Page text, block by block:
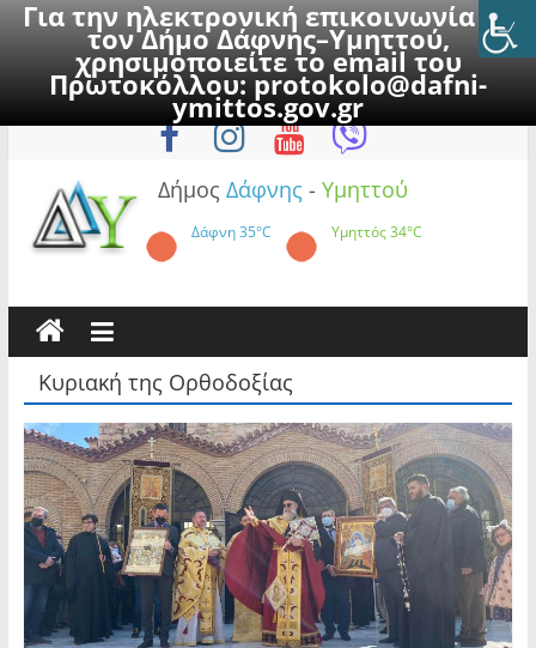
Για την ηλεκτρονική επικοινωνία με
τον Δήμο Δάφνης–Υμηττού,
χρησιμοποιείτε το email του
Πρωτοκόλλου:protokolo@dafni-
ymittos.gov.gr
to
Παρασκευή, 7 Αυγούστου 2026
Δήμος Δάφνης - Υμηττού
Δάφνη35°C Υμηττός34°C
Κυριακή της Ορθοδοξίας